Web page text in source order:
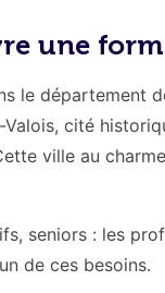
une
le département
cité
ville au
seniors : les
de ces besoins.